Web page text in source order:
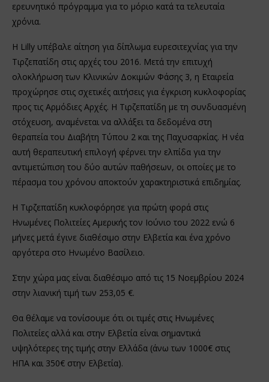
ερευνητικό πρόγραμμα για το μόριο κατά τα τελευταία
χρόνια.
Η Lilly υπέβαλε αίτηση για δίπλωμα ευρεσιτεχνίας για την
Τιρζεπατίδη στις αρχές του 2016. Μετά την επιτυχή
ολοκλήρωση των Κλινικών Δοκιμών Φάσης 3, η Εταιρεία
προχώρησε στις σχετικές αιτήσεις για έγκριση κυκλοφορίας
προς τις Αρμόδιες Αρχές. Η Τιρζεπατίδη με τη συνδυασμένη
στόχευση, αναμένεται να αλλάξει τα δεδομένα στη
θεραπεία του Διαβήτη Τύπου 2 και της Παχυσαρκίας. Η νέα
αυτή θεραπευτική επιλογή φέρνει την ελπίδα για την
αντιμετώπιση του δύο αυτών παθήσεων, οι οποίες με το
πέρασμα του χρόνου αποκτούν χαρακτηριστικά επιδημίας.
Η Τιρζεπατίδη κυκλοφόρησε για πρώτη φορά στις
Ηνωμένες Πολιτείες Αμερικής τον Ιούνιο του 2022 ενώ 6
μήνες μετά έγινε διαθέσιμο στην Ελβετία και ένα χρόνο
αργότερα στο Ηνωμένο Βασίλειο.
Στην χώρα μας είναι διαθέσιμο από τις 15 Νοεμβρίου 2024
στην λιανική τιμή των 253,05 €.
Θα θέλαμε να τονίσουμε ότι οι τιμές στις Ηνωμένες
Πολιτείες αλλά και στην Ελβετία είναι σημαντικά
υψηλότερες της τιμής στην Ελλάδα (άνω των 1000€ στις
ΗΠΑ και 350€ στην Ελβετία).